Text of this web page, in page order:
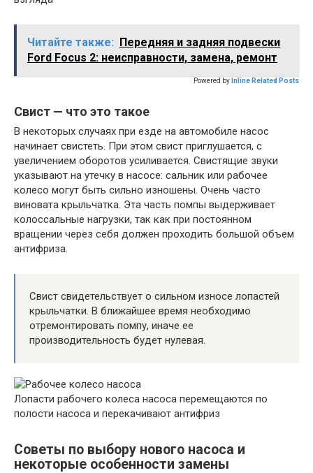
Читайте также:
Передняя и задняя подвески
Ford Focus 2: неисправности, замена, ремонт
Powered by Inline Related Posts
Свист — что это такое
В некоторых случаях при езде на автомобиле насос
начинает свистеть. При этом свист приглушается, с
увеличением оборотов усиливается. Свистящие звуки
указывают на утечку в насосе: сальник или рабочее
колесо могут быть сильно изношены. Очень часто
виновата крыльчатка. Эта часть помпы выдерживает
колоссальные нагрузки, так как при постоянном
вращении через себя должен проходить большой объем
антифриза.
Свист свидетельствует о сильном износе лопастей
крыльчатки. В ближайшее время необходимо
отремонтировать помпу, иначе ее
производительность будет нулевая.
Лопасти рабочего колеса насоса перемещаются по
полости насоса и перекачивают антифриз
Советы по выбору нового насоса и
некоторые особенности замены